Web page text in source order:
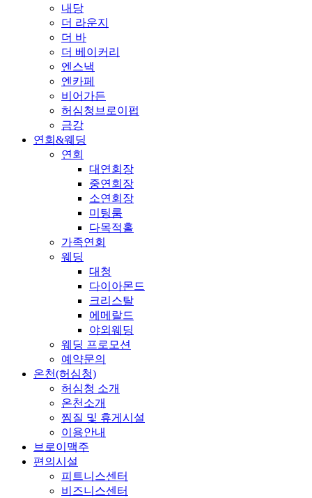
내당
더 라운지
더 바
더 베이커리
엔스낵
엔카페
비어가든
허심청브로이펍
금강
연회&웨딩
연회
대연회장
중연회장
소연회장
미팅룸
다목적홀
가족연회
웨딩
대청
다이아몬드
크리스탈
에메랄드
야외웨딩
웨딩 프로모션
예약문의
온천(허심청)
허심청 소개
온천소개
찜질 및 휴게시설
이용안내
브로이맥주
편의시설
피트니스센터
비즈니스센터